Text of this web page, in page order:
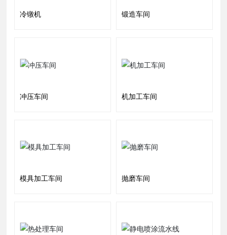
冷镦机 锻造车间
冲压车间 机加工车间
模具加工车间 抛磨车间